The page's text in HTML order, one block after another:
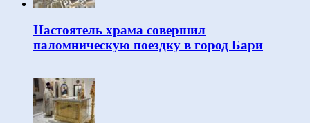
Настоятель храма совершил
паломническую поездку в город Бари